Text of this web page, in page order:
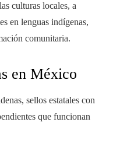
culturas locales, a
en lenguas indígenas,
comunitaria.
en México
sellos estatales con
que funcionan